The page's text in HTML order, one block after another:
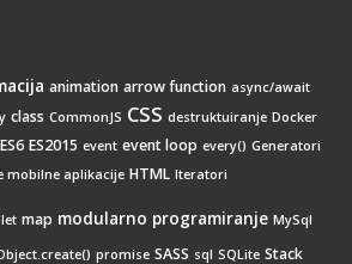
animation arrow function async/await
class CommonJS CSS destruktuiranje Docker
ES6 ES2015 event event loop every() Generatori
mobilne aplikacije HTML Iteratori
let map modularno programiranje MySql
promise SASS sql SQLite Stack